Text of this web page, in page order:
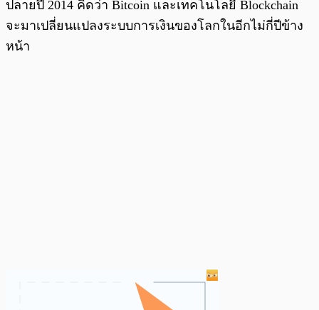
ปลายปี 2014 คิดว่า Bitcoin และเทคโนโลยี Blockchain
จะมาเปลี่ยนแปลงระบบการเงินของโลกในอีกไม่กี่ปีข้าง
หน้า